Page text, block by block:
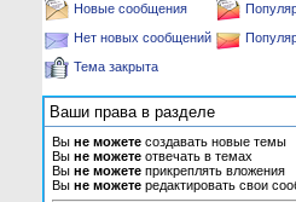
Новые сообщения
Нет новых сообщений
Тема закрыта
Ваши права в разделе
Вы не можете создавать новые темы
Вы не можете отвечать в темах
Вы не можете прикреплять вложения
Вы не можете редактировать свои